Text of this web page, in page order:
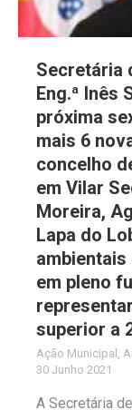
Secretária
Eng.ª Inês
próxima
mais 6
concelho
em Vilar
Moreira,
Lapa do
em pleno
superior a
Ação Municipal ,
30 Junho 2021
A Secretária